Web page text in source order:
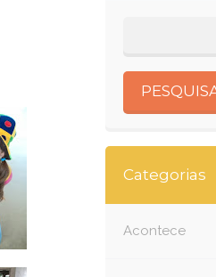
Categorias
Acontece